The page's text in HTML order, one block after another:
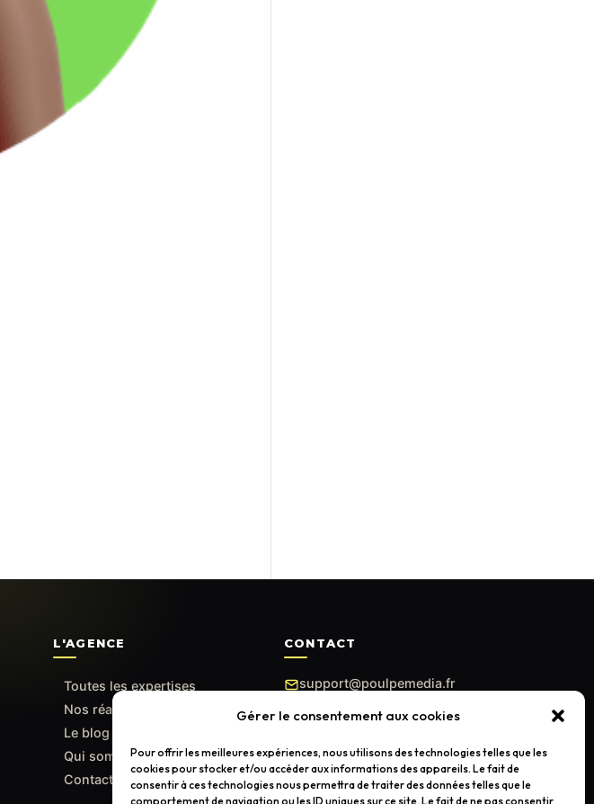
Gérer le consentement aux cookies
Pour offrir les meilleures expériences, nous utilisons des technologies telles que les
cookies pour stocker et/ou accéder aux informations des appareils. Le fait de
consentir à ces technologies nous permettra de traiter des données telles que le
comportement de navigation ou les ID uniques sur ce site. Le fait de ne pas consentir
L'AGENCE
Toutes les expertises
Nos réalisations
Le blog
Qui sommes-nous
Contact
CONTACT
support@poulpemedia.fr
07 62 01 54 84
Bordeaux & Gironde —
Caudéran